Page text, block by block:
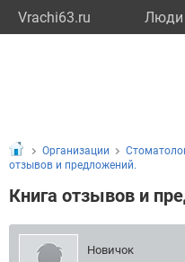
Vrachi63.ru Люди
Организации
отзывов и предложений.
Книга отзывов и
Новичок